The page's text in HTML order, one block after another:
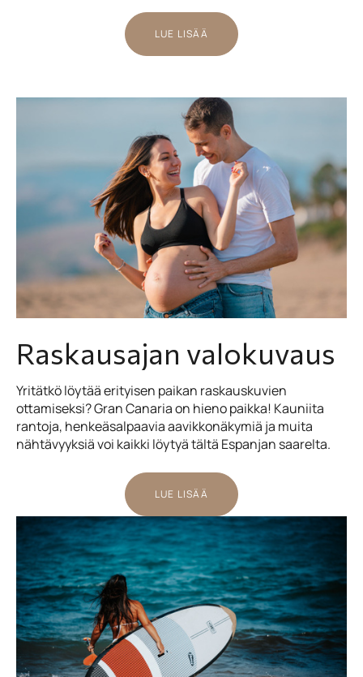
LUE LISÄÄ
Raskausajan valokuvaus
Yritätkö löytää erityisen paikan raskauskuvien
ottamiseksi? Gran Canaria on hieno paikka! Kauniita
rantoja, henkeäsalpaavia aavikkonäkymiä ja muita
nähtävyyksiä voi kaikki löytyä tältä Espanjan saarelta.
LUE LISÄÄ